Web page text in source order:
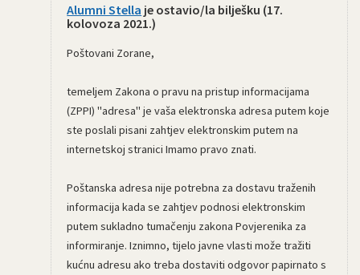
Alumni Stella je ostavio/la bilješku (17.
kolovoza 2021.)
Poštovani Zorane,
temeljem Zakona o pravu na pristup informacijama
(ZPPI) "adresa" je vaša elektronska adresa putem koje
ste poslali pisani zahtjev elektronskim putem na
internetskoj stranici Imamo pravo znati.
Poštanska adresa nije potrebna za dostavu traženih
informacija kada se zahtjev podnosi elektronskim
putem sukladno tumačenju zakona Povjerenika za
informiranje. Iznimno, tijelo javne vlasti može tražiti
kućnu adresu ako treba dostaviti odgovor papirnato s